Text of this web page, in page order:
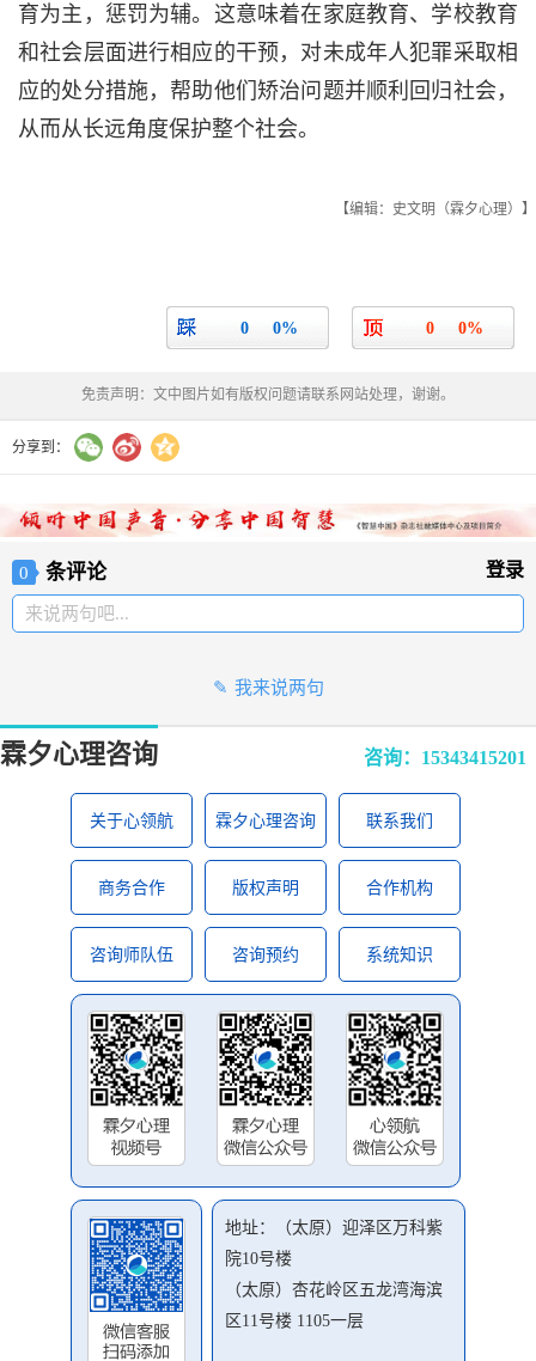
育为主，惩罚为辅。这意味着在家庭教育、学校教育
和社会层面进行相应的干预，对未成年人犯罪采取相
应的处分措施，帮助他们矫治问题并顺利回归社会，
从而从长远角度保护整个社会。
【编辑：史文明（霖夕心理）】
0 0%
0 0%
免责声明：文中图片如有版权问题请联系网站处理，谢谢。
分享到：
0 条评论 登录
来说两句吧...
我来说两句
霖夕心理咨询 咨询：15343415201
关于心领航 霖夕心理咨询 联系我们
商务合作 版权声明 合作机构
咨询师队伍 咨询预约 系统知识
地址：（太原）迎泽区万科紫
院10号楼
（太原）杏花岭区五龙湾海滨
区11号楼 1105一层